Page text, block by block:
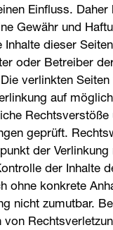
Einfluss.
Gewähr und
Inhalte dieser
oder Betreiber
verlinkten
auf
Rechtsverstöße
geprüft.
der Verlinkung
der Inhalte
ohne konkrete
nicht zumutbar.
von